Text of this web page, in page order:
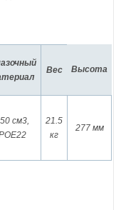
Вес Высота
см3,
21.5
кг
277 мм